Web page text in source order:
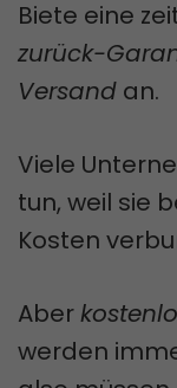
Biete eine
zurück-
Versand an.
Viele
tun, weil sie
Kosten
Aber
werden